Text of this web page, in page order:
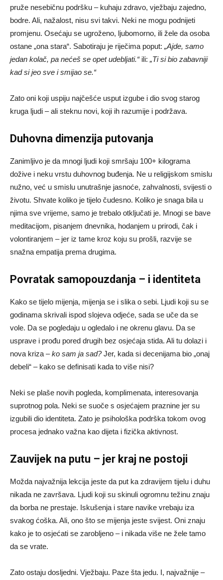
pruže nesebičnu podršku – kuhaju zdravo, vježbaju zajedno,
bodre. Ali, nažalost, nisu svi takvi. Neki ne mogu podnijeti
promjenu. Osećaju se ugroženo, ljubomorno, ili žele da osoba
ostane „ona stara“. Sabotiraju je riječima poput: „Ajde, samo
jedan kolač, pa nećeš se opet udebljati.“ili: „Ti si bio zabavniji
kad si jeo sve i smijao se.“
Zato oni koji uspiju najčešće usput izgube i dio svog starog
kruga ljudi – ali steknu novi, koji ih razumije i podržava.
Duhovna dimenzija putovanja
Zanimljivo je da mnogi ljudi koji smršaju 100+ kilograma
dožive i neku vrstu duhovnog buđenja. Ne u religijskom smislu
nužno, već u smislu unutrašnje jasnoće, zahvalnosti, svijesti o
životu. Shvate koliko je tijelo čudesno. Koliko je snaga bila u
njima sve vrijeme, samo je trebalo otključati je. Mnogi se bave
meditacijom, pisanjem dnevnika, hodanjem u prirodi, čak i
volontiranjem – jer iz tame kroz koju su prošli, razvije se
snažna empatija prema drugima.
Povratak samopouzdanja – i identiteta
Kako se tijelo mijenja, mijenja se i slika o sebi. Ljudi koji su se
godinama skrivali ispod slojeva odjeće, sada se uče da se
vole. Da se pogledaju u ogledalo i ne okrenu glavu. Da se
usprave i prođu pored drugih bez osjećaja stida. Ali tu dolazi i
nova kriza –ko sam ja sad?Jer, kada si decenijama bio „onaj
debeli“ – kako se definisati kada to više nisi?
Neki se plaše novih pogleda, komplimenata, interesovanja
suprotnog pola. Neki se suoče s osjećajem praznine jer su
izgubili dio identiteta. Zato je psihološka podrška tokom ovog
procesa jednako važna kao dijeta i fizička aktivnost.
Zauvijek na putu – jer kraj ne postoji
Možda najvažnija lekcija jeste da put ka zdravijem tijelu i duhu
nikada ne završava. Ljudi koji su skinuli ogromnu težinu znaju
da borba ne prestaje. Iskušenja i stare navike vrebaju iza
svakog ćoška. Ali, ono što se mijenja jeste svijest. Oni znaju
kako je to osjećati se zarobljeno – i nikada više ne žele tamo
da se vrate.
Zato ostaju dosljedni. Vježbaju. Paze šta jedu. I, najvažnije –